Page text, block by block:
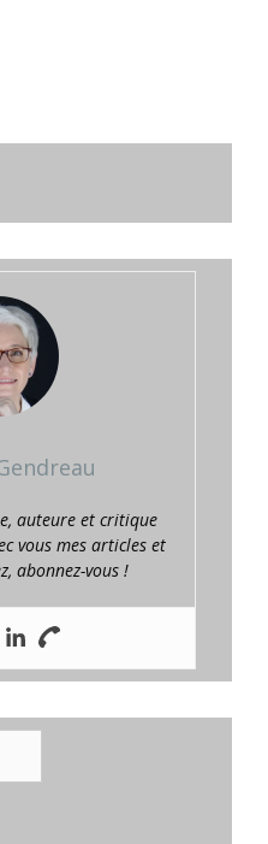
auteure et critique
vous mes articles et
abonnez-vous !